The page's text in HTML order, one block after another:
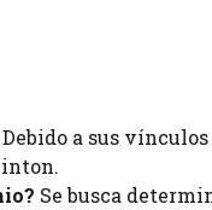
Debido a sus
Se busca